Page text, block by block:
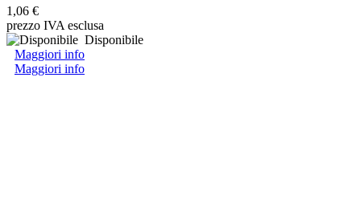
1,06 €
prezzo IVA esclusa
Disponibile
Maggiori info
Maggiori info